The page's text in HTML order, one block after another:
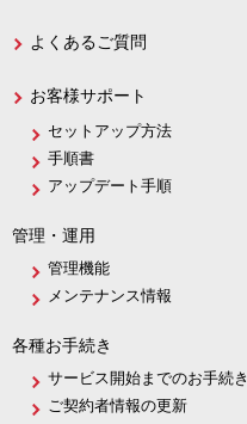
よくあるご質問
お客様サポート
セットアップ方法
手順書
アップデート手順
管理・運用
管理機能
メンテナンス情報
各種お手続き
サービス開始までのお手続き
ご契約者情報の更新